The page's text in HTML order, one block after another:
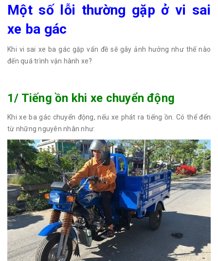
Một số lỗi thường gặp ở vi sai
xe ba gác
Khi vi sai xe ba gác gặp vấn đề sẽ gây ảnh hưởng như thế nào
đến quá trình vận hành xe?
1/ Tiếng ồn khi xe chuyển động
Khi xe ba gác chuyển động, nếu xe phát ra tiếng ồn. Có thể đến
từ những nguyên nhân như: